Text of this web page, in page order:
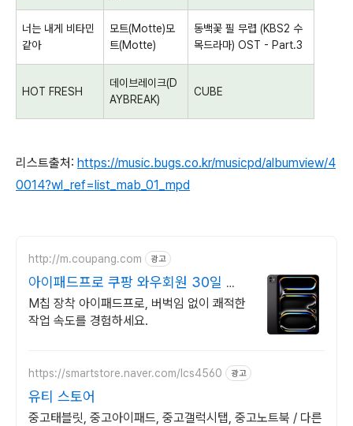
너는 내게 비타민
같아
모트(Motte)모
트(Motte)
동백꽃 필 무렵 (KBS2 수
목드라마) OST - Part.3
HOT FRESH
데이브레이크(D
AYBREAK)
CUBE
리스트출처: https://music.bugs.co.kr/musicpd/albumview/4
0014?wl_ref=list_mab_01_mpd
http://m.coupang.com 광고
아이패드프로 쿠팡 와우회원 30일 무
료반품
M칩 장착 아이패드프로, 버벅임 없이 쾌적한
작업 속도를 경험하세요.
https://smartstore.naver.com/lcs4560 광고
유티 스토어
중고태블릿, 중고아이패드, 중고갤럭시탭, 중고노트북 / 다른